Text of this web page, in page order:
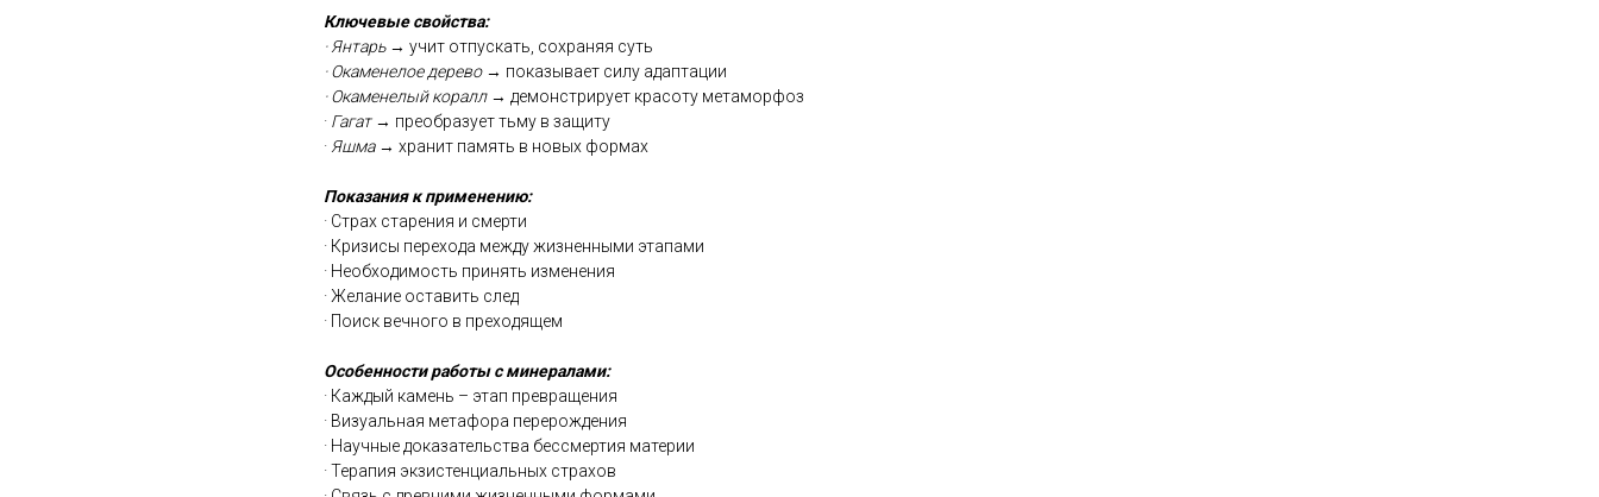
Ключевые свойства:
· Янтарь→ учит отпускать, сохраняя суть
· Окаменелое дерево→ показывает силу адаптации
· Окаменелый коралл→ демонстрирует красоту метаморфоз
· Гагат→ преобразует тьму в защиту
· Яшма→ хранит память в новых формах
Показания к применению:
· Страх старения и смерти
· Кризисы перехода между жизненными этапами
· Необходимость принять изменения
· Желание оставить след
· Поиск вечного в преходящем
Особенности работы с минералами:
· Каждый камень – этап превращения
· Визуальная метафора перерождения
· Научные доказательства бессмертия материи
· Терапия экзистенциальных страхов